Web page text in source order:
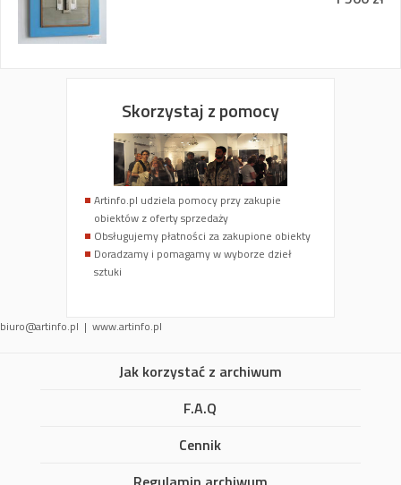
Skorzystaj z pomocy
Artinfo.pl udziela pomocy przy zakupie
obiektów z oferty sprzedaży
Obsługujemy płatności za zakupione obiekty
Doradzamy i pomagamy w wyborze dzieł
sztuki
biuro@artinfo.pl | www.artinfo.pl
Jak korzystać z archiwum
F.A.Q
Cennik